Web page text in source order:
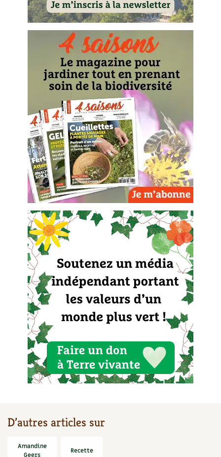
BD : La folle histoire des plantes
D’autres articles sur
Amandine
Geers
Recette